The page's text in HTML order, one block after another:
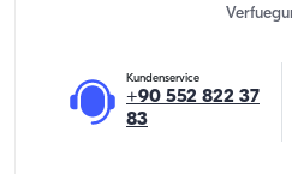
Kundenservice
+90 552 822 37
83